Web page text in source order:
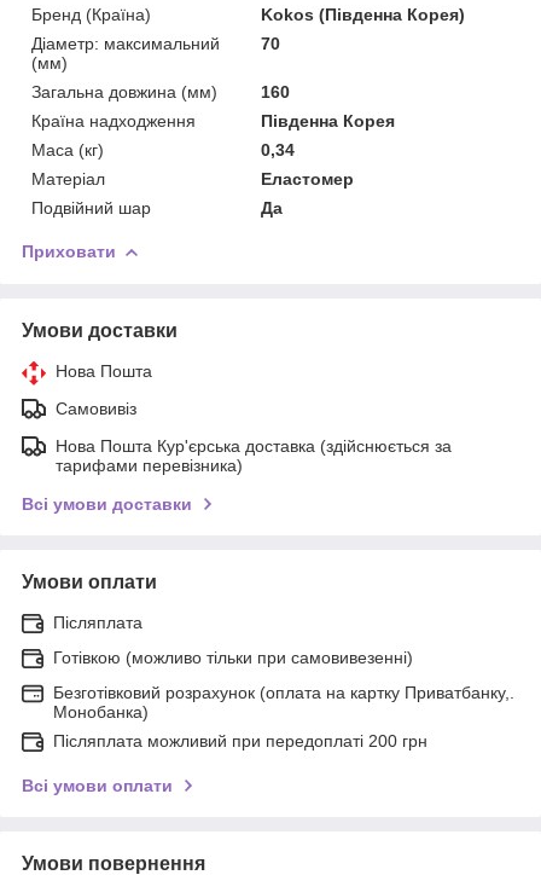
Бренд (Країна)
Kokos (Південна Корея)
Діаметр: максимальний
(мм)
70
Загальна довжина (мм)
160
Країна надходження
Південна Корея
Маса (кг)
0,34
Матеріал
Еластомер
Подвійний шар
Да
Приховати
Умови доставки
Нова Пошта
Самовивіз
Нова Пошта Кур'єрська доставка (здійснюється за
тарифами перевізника)
Всі умови доставки
Умови оплати
Післяплата
Готівкою (можливо тільки при самовивезенні)
Безготівковий розрахунок (оплата на картку Приватбанку,.
Монобанка)
Післяплата можливий при передоплаті 200 грн
Всі умови оплати
Умови повернення